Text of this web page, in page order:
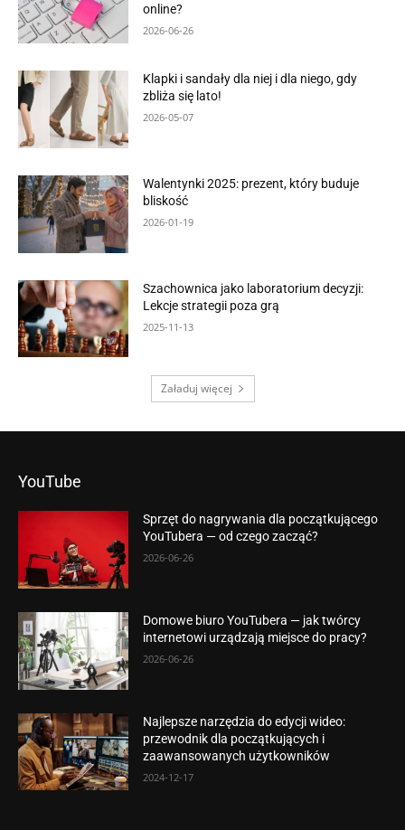
online?
2026-06-26
Klapki i sandały dla niej i dla niego, gdy
zbliża się lato!
2026-05-07
Walentynki 2025: prezent, który buduje
bliskość
2026-01-19
Szachownica jako laboratorium decyzji:
Lekcje strategii poza grą
2025-11-13
Załaduj więcej
YouTube
Sprzęt do nagrywania dla początkującego
YouTubera — od czego zacząć?
2026-06-26
Domowe biuro YouTubera — jak twórcy
internetowi urządzają miejsce do pracy?
2026-06-26
Najlepsze narzędzia do edycji wideo:
przewodnik dla początkujących i
zaawansowanych użytkowników
2024-12-17